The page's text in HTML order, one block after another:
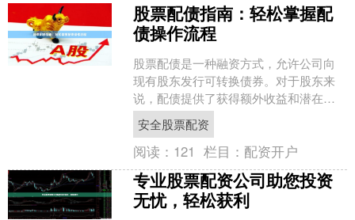
股票配债指南：轻松掌握配
债操作流程
股票配债是一种融资方式，允许公司向
现有股东发行可转换债券。对于股东来
说，配债提供了获得额外收益和潜在资
本增长的机会。 **配债操作流程：** 1.
**配债公告....
安全股票配资
阅读： 121 栏目： 配资开户
专业股票配资公司助您投资
无忧，轻松获利